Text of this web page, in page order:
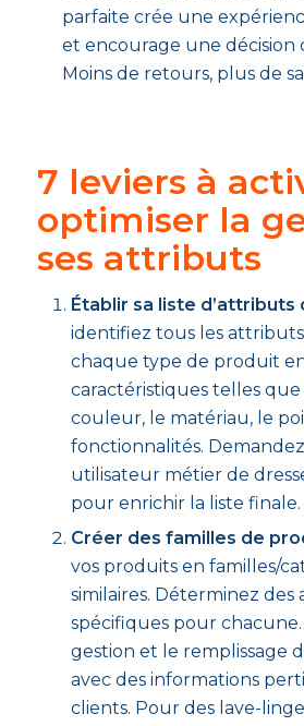
parfaite crée une
et encourage une décision
Moins de retours, plus de
7 leviers à
optimiser la
ses attributs
Établir sa liste d’attributs
identifiez tous les
chaque type de produit
caractéristiques telles que
couleur, le matériau, le
fonctionnalités.
utilisateur métier de
pour enrichir la liste finale.
Créer des familles de
vos produits en familles/
similaires. Déterminez
spécifiques pour chacune.
gestion et le remplissage
avec des informations
clients. Pour des lave-